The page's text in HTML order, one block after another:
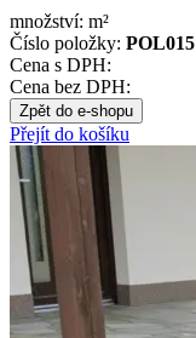
množství: m²
Číslo položky: POL015
Cena s DPH:
Cena bez DPH:
Zpět do e-shopu
Přejít do košíku